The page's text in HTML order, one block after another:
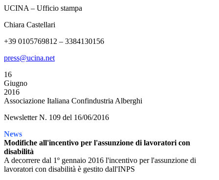
UCINA – Ufficio stampa
Chiara Castellari
+39 0105769812 – 3384130156
press@ucina.net
16
Giugno
2016
Associazione Italiana Confindustria Alberghi
Newsletter N. 109 del 16/06/2016
News
Modifiche all'incentivo per l'assunzione di lavoratori con
disabilità
A decorrere dal 1º gennaio 2016 l'incentivo per l'assunzione di
lavoratori con disabilità è gestito dall'INPS